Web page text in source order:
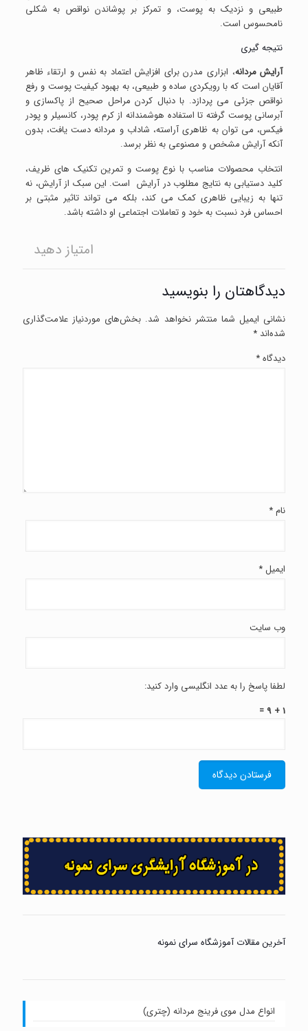
طبیعی و نزدیک به پوست، و تمرکز بر پوشاندن نواقص به شکلی
نامحسوس است.
نتیجه گیری
آرایش مردانه، ابزاری مدرن برای افزایش اعتماد به نفس و ارتقاء ظاهر
آقایان است که با رویکردی ساده و طبیعی، به بهبود کیفیت پوست و رفع
نواقص جزئی می پردازد. با دنبال کردن مراحل صحیح از پاکسازی و
آبرسانی پوست گرفته تا استفاده هوشمندانه از کرم پودر، کانسیلر و پودر
فیکس، می توان به ظاهری آراسته، شاداب و مردانه دست یافت، بدون
آنکه آرایش مشخص و مصنوعی به نظر برسد.
انتخاب محصولات مناسب با نوع پوست و تمرین تکنیک های ظریف،
کلید دستیابی به نتایج مطلوب در آرایش است. این سبک از آرایش، نه
تنها به زیبایی ظاهری کمک می کند، بلکه می تواند تاثیر مثبتی بر
احساس فرد نسبت به خود و تعاملات اجتماعی او داشته باشد.
امتیاز دهید
دیدگاهتان را بنویسید
نشانی ایمیل شما منتشر نخواهد شد. بخش‌های موردنیاز علامت‌گذاری
شده‌اند *
دیدگاه*
نام*
ایمیل *
وب‌ سایت
لطفا پاسخ را به عدد انگلیسی وارد کنید:
1 + 9 =
آخرین مقالات آموزشگاه سرای نمونه
انواع مدل موی فرینج مردانه (چتری)